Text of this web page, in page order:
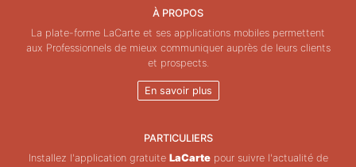
À PROPOS
La plate-forme LaCarte et ses applications mobiles permettent
aux Professionnels de mieux communiquer auprès de leurs clients
et prospects.
En savoir plus
PARTICULIERS
Installez l'application gratuite LaCartepour suivre l'actualité de